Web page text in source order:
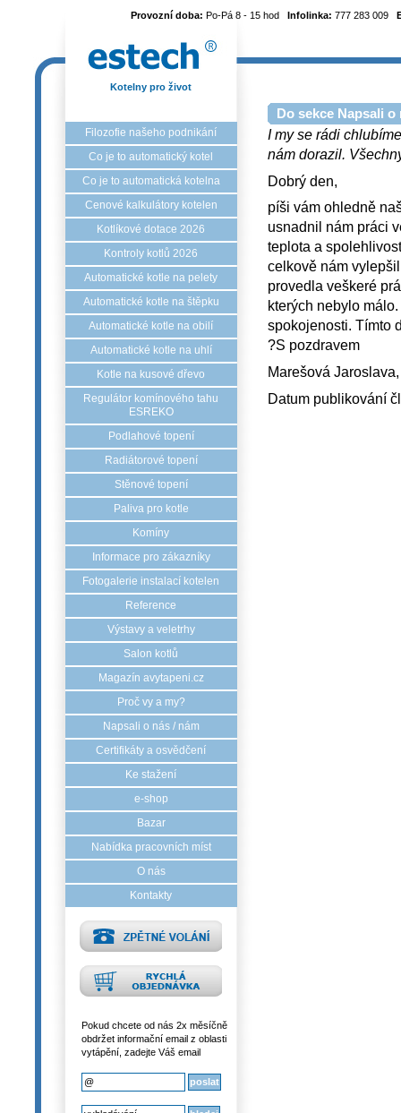
Provozní doba: Po-Pá 8 - 15 hod Infolinka: 777 283 009
Kotelny pro život
Filozofie našeho podnikání
Co je to automatický kotel
Co je to automatická kotelna
Cenové kalkulátory kotelen
Kotlíkové dotace 2026
Kontroly kotlů 2026
Automatické kotle na pelety
Automatické kotle na štěpku
Automatické kotle na obilí
Automatické kotle na uhlí
Kotle na kusové dřevo
Regulátor komínového tahu
ESREKO
Podlahové topení
Radiátorové topení
Stěnové topení
Paliva pro kotle
Komíny
Informace pro zákazníky
Fotogalerie instalací kotelen
Reference
Výstavy a veletrhy
Salon kotlů
Magazín avytapeni.cz
Proč vy a my?
Napsali o nás / nám
Certifikáty a osvědčení
Ke stažení
e-shop
Bazar
Nabídka pracovních míst
O nás
Kontakty
Pokud chcete od nás 2x měsíčně
obdržet informační email z oblasti
vytápění, zadejte Váš email
Do sekce Napsali
I my se rádi
nám dorazil.
Dobrý den,
píši vám ohledně
usnadnil nám práci
teplota a
celkově nám
provedla veškeré
kterých nebylo
spokojenosti. Tímto
?S pozdravem
Marešová
Datum publikování